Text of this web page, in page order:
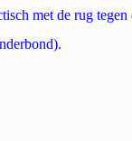
met de rug tegen